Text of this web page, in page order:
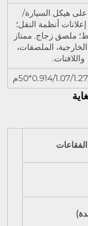
على هيكل السيارة/
أنظمة النقل؛
ملصق زجاج. ممتاز
الخارجية، الملصقات،
واللافتات.
1.37/1.52*50م